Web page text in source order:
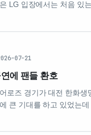
LG 입장에서는 처음 있
07-21
에 팬들 환호
로즈 경기가 대전 한화
큰 기대를 하고 있었는